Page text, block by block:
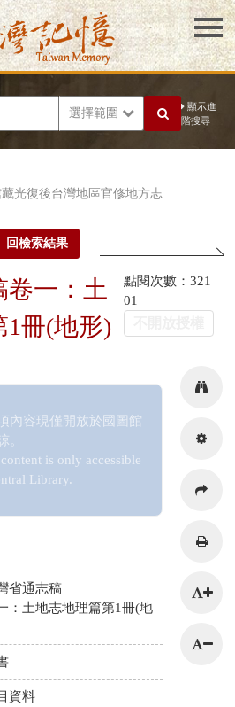
選擇範圍
顯示進
階搜尋
光復後台灣地區官修地方志
回檢索結果
卷一：土
冊(地形)
點閱次數：321
01
內容現僅開放於國圖館
。
is only accessible
Library.
省通志稿
：土地志地理篇第1冊(地
資料